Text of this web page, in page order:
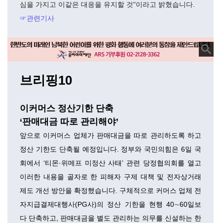
심을 가지고 이같은 대응을 유지할 것"이라고 밝혔습니다.
☞관련기사
브리핑10
이커머스 정산기한 단축
‘판매대금 따로 관리해야’
앞으로 이커머스 업체가 판매대금을 따로 관리하도록 하고
정산 기한도 단축될 예정입니다. 정부와 국민의힘은 6일 국
회에서 ‘티몬·위메프 미정산 사태’ 관련 당정협의회를 열고
이러한 내용을 골자로 한 피해자 구제 대책 및 전자상거래
제도 개선 방안을 확정했습니다. 구체적으로 커머스 업체 전
자지급결제대행사(PG사)의 정산 기한을 현행 40∼60일보
다 단축하고, 판매대금을 별도 관리하는 의무를 신설하는 한